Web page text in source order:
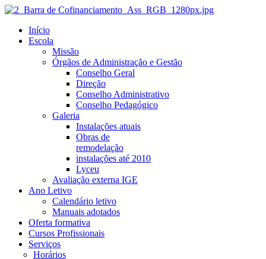
Início
Escola
Missão
Órgãos de Administração e Gestão
Conselho Geral
Direção
Conselho Administrativo
Conselho Pedagógico
Galeria
Instalações atuais
Obras de
remodelação
instalações até 2010
Lyceu
Avaliação externa IGE
Ano Letivo
Calendário letivo
Manuais adotados
Oferta formativa
Cursos Profissionais
Serviços
Horários